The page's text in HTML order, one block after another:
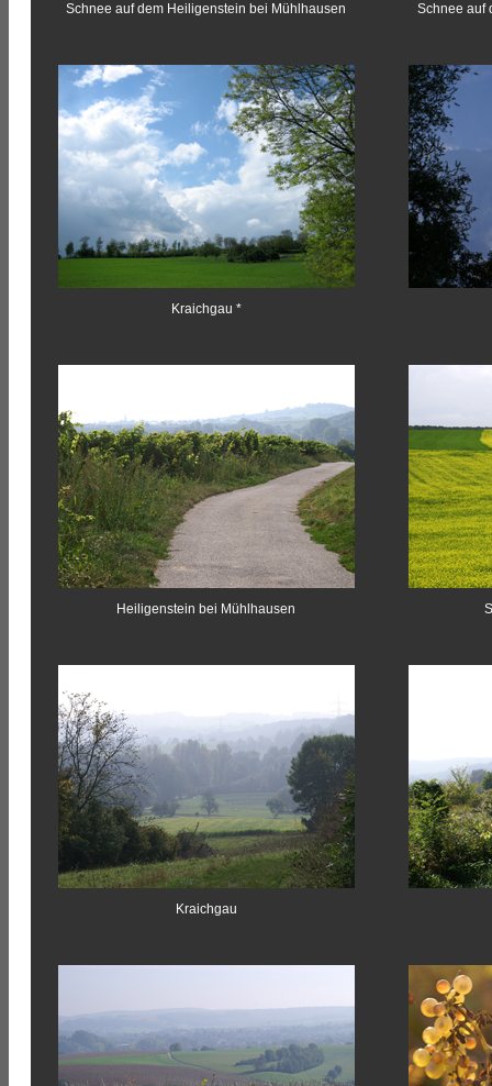
Schnee auf dem Heiligenstein bei Mühlhausen Schnee auf
Kraichgau *
Heiligenstein bei Mühlhausen
Kraichgau